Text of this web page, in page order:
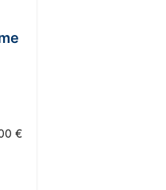
von 5 von 5 Sternen
€